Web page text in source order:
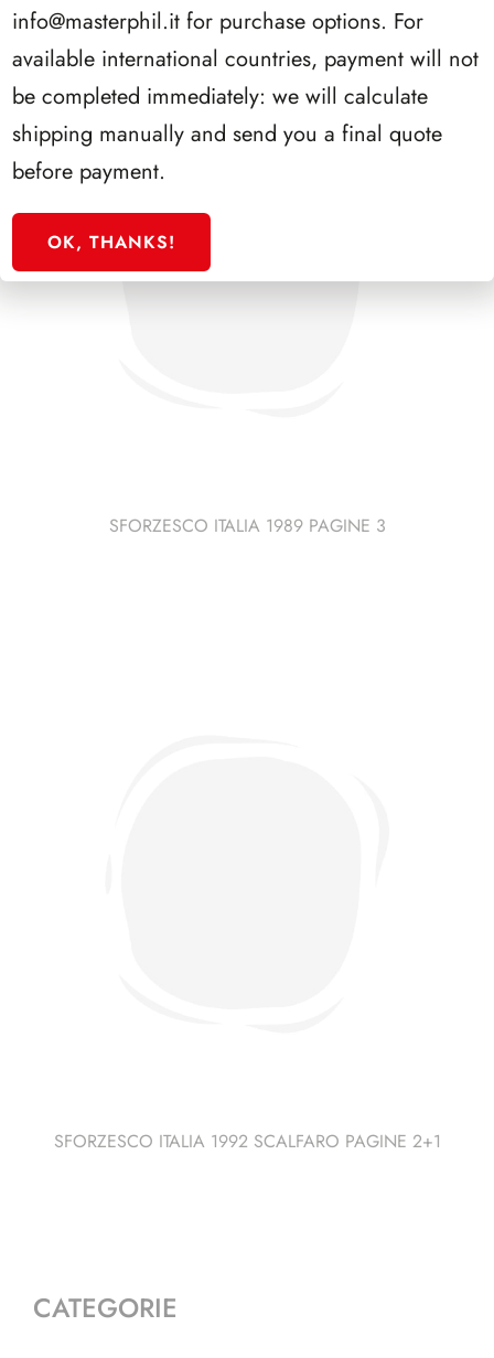
SFORZESCO ITALIA 1989 PAGINE 3
SFORZESCO ITALIA 1992 SCALFARO PAGINE 2+1
CATEGORIE
info@masterphil.it for purchase options. For
available international countries, payment will not
be completed immediately: we will calculate
shipping manually and send you a final quote
before payment.
OK, THANKS!